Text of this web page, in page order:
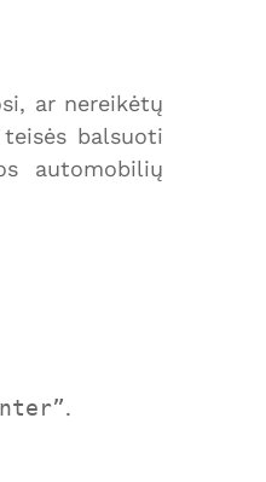
ar nereikėtų
balsuoti
automobilių
.